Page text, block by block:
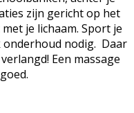
zijn gericht op het
je lichaam. Sport je
onderhoud nodig. Daar
Een massage